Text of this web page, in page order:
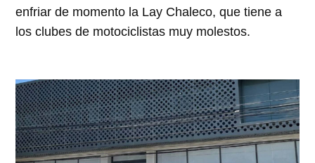
enfriar de momento la Lay Chaleco, que tiene a
los clubes de motociclistas muy molestos.